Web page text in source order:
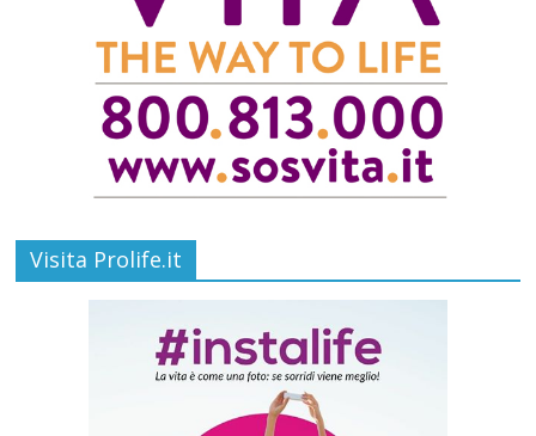
Visita Prolife.it